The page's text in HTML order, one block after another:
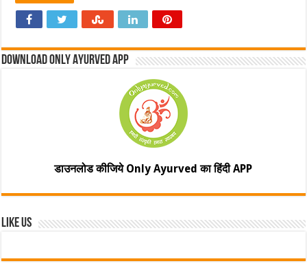
Download Only Ayurved App
डाउनलोड कीजिये Only Ayurved का हिंदी APP
Like Us